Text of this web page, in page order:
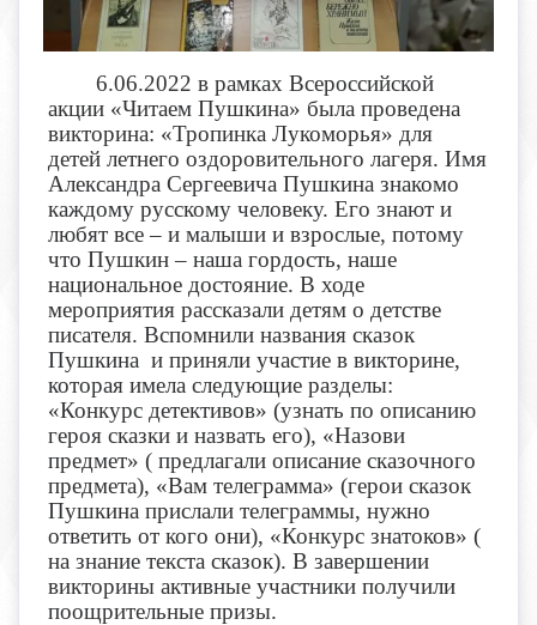
6.06.2022 в рамках Всероссийской
акции «Читаем Пушкина» была проведена
викторина: «Тропинка Лукоморья» для
детей летнего оздоровительного лагеря. Имя
Александра Сергеевича Пушкина знакомо
каждому русскому человеку. Его знают и
любят все – и малыши и взрослые, потому
что Пушкин – наша гордость, наше
национальное достояние. В ходе
мероприятия рассказали детям о детстве
писателя. Вспомнили названия сказок
Пушкина и приняли участие в викторине,
которая имела следующие разделы:
«Конкурс детективов» (узнать по описанию
героя сказки и назвать его), «Назови
предмет» ( предлагали описание сказочного
предмета), «Вам телеграмма» (герои сказок
Пушкина прислали телеграммы, нужно
ответить от кого они), «Конкурс знатоков» (
на знание текста сказок). В завершении
викторины активные участники получили
поощрительные призы.